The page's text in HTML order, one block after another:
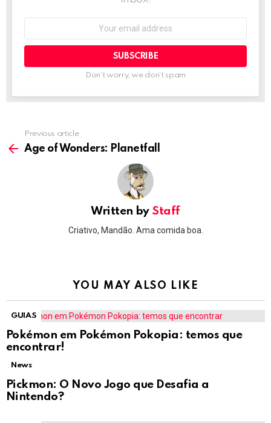
Don't worry, we don't spam
more
Previous article
Age of Wonders: Planetfall
Written by Staff
Criativo, Mandão. Ama comida boa.
YOU MAY ALSO LIKE
GUIAS
Pokémon em Pokémon Pokopia: temos que
encontrar!
News
Pickmon: O Novo Jogo que Desafia a
Nintendo?